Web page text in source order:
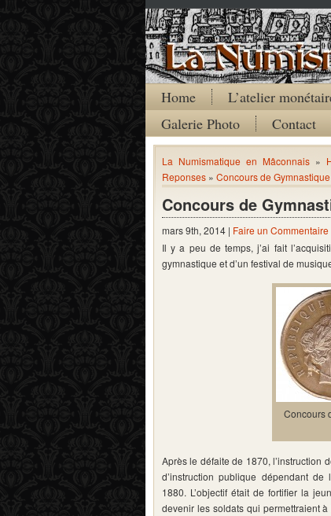
Home L’atelier
Galerie Photo
Contact
La Numismatique en Mâconnais»
Reponses » Concours de
Concours de
mars 9th, 2014 | Faire un Commentaire
Il y a peu de temps, j’ai fait
gymnastique et d’un festival de
Concours
Après le défaite de 1870, l’instruction
d’instruction publique dépendant
1880. L’objectif était de fortifier la
devenir les soldats qui permettraient